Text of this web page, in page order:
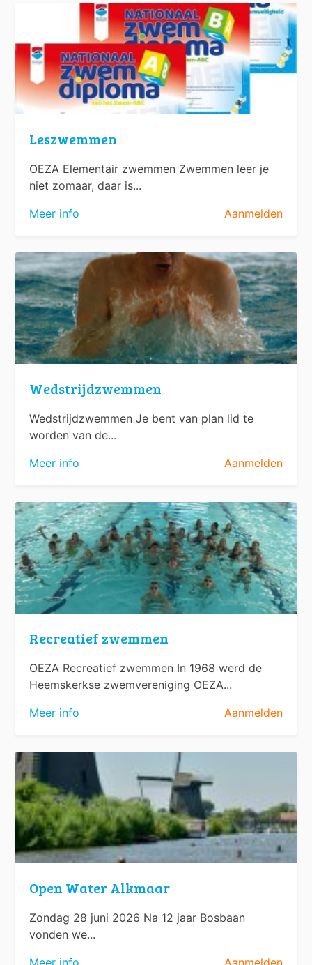
Leszwemmen
OEZA Elementair zwemmen Zwemmen leer je
niet zomaar, daar is...
Meer info
Aanmelden
Wedstrijdzwemmen
Wedstrijdzwemmen Je bent van plan lid te
worden van de...
Meer info
Aanmelden
Recreatief zwemmen
OEZA Recreatief zwemmen In 1968 werd de
Heemskerkse zwemvereniging OEZA...
Meer info
Aanmelden
Open Water Alkmaar
Zondag 28 juni 2026 Na 12 jaar Bosbaan
vonden we...
Meer info
Aanmelden